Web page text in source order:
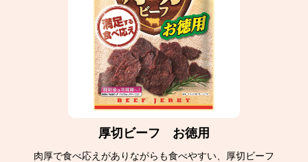
厚切ビーフ お徳用
肉厚で食べ応えがありながらも食べやすい、厚切ビーフ